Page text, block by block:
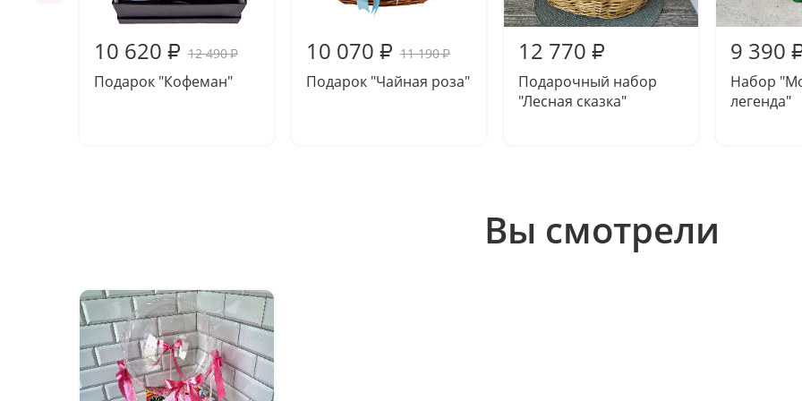
10 620 ₽ 12 490₽
Подарок "Кофеман"
10 070 ₽ 11 190₽
Подарок "Чайная роза"
12 770 ₽
Подарочный набор
"Лесная сказка"
9 390
Набор
легенда"
Вы смотрели